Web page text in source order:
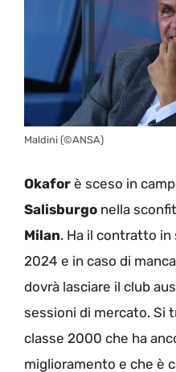
Maldini (©ANSA)
Okafor è sceso in
Salisburgo nella
Milan. Ha il contratto in
2024 e in caso di
dovrà lasciare il club
sessioni di mercato. Si
classe 2000 che ha
miglioramento e che è